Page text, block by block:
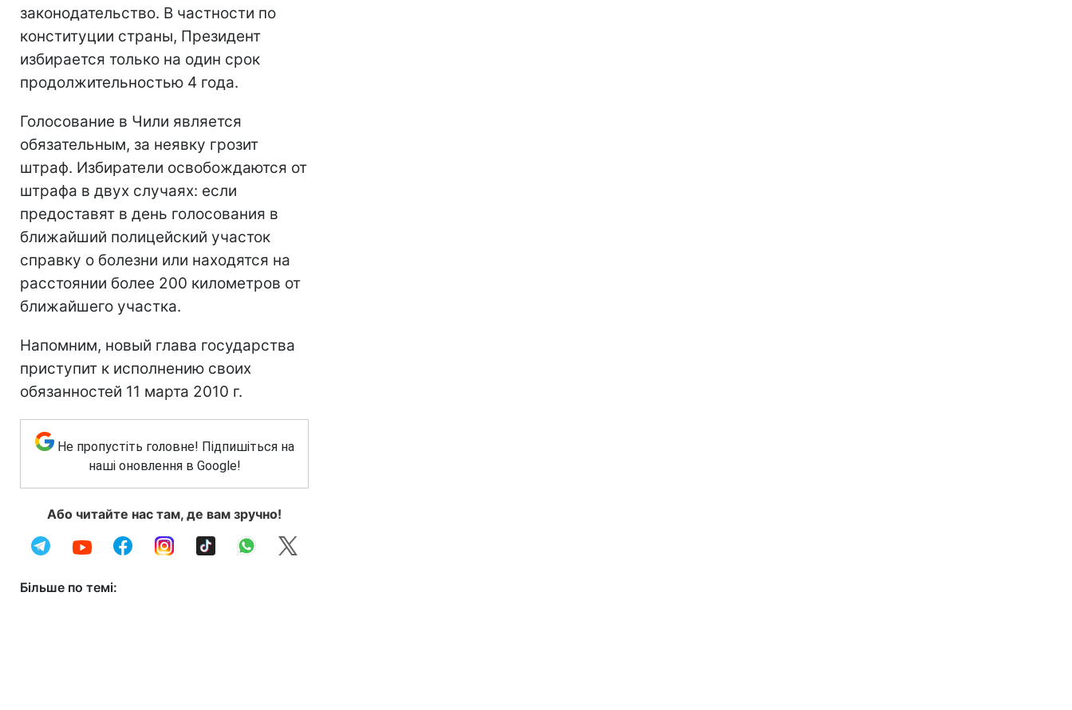
законодательство. В частности по
конституции страны, Президент
избирается только на один срок
продолжительностью 4 года.
Голосование в Чили является
обязательным, за неявку грозит
штраф. Избиратели освобождаются от
штрафа в двух случаях: если
предоставят в день голосования в
ближайший полицейский участок
справку о болезни или находятся на
расстоянии более 200 километров от
ближайшего участка.
Напомним, новый глава государства
приступит к исполнению своих
обязанностей 11 марта 2010 г.
Не пропустіть головне! Підпишіться на
наші оновлення в Google!
Або читайте нас там, де вам зручно!
Більше по темі: